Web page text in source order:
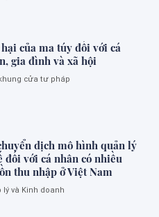
của ma túy đối với cá
gia đình và xã hội
cửa tư pháp
dịch mô hình quản lý
đối với cá nhân có nhiều
thu nhập ở Việt Nam
lý và Kinh doanh